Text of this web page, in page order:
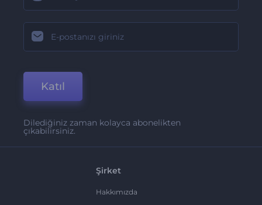
Katıl
Dilediğiniz zaman kolayca abonelikten
çıkabilirsiniz.
Şirket
Hakkımızda